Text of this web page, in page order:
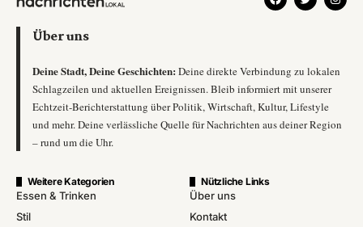
Über uns
Deine Stadt, Deine Geschichten: Deine direkte Verbindung zu lokalen
Schlagzeilen und aktuellen Ereignissen. Bleib informiert mit unserer
Echtzeit-Berichterstattung über Politik, Wirtschaft, Kultur, Lifestyle
und mehr. Deine verlässliche Quelle für Nachrichten aus deiner Region
– rund um die Uhr.
Weitere Kategorien
Essen & Trinken
Stil
Nützliche Links
Über uns
Kontakt